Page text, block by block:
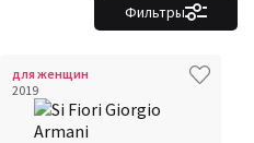
Фильтры
для женщин
2019